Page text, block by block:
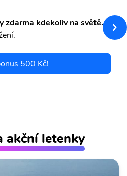
zdarma kdekoliv na světě.
500 Kč!
akční letenky